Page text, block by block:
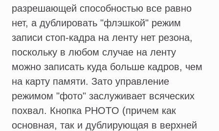
разрешающей способностью все равно
нет, а дублировать "флэшкой" режим
записи стоп-кадра на ленту нет резона,
поскольку в любом случае на ленту
можно записать куда больше кадров, чем
на карту памяти. Зато управление
режимом "фото" заслуживает всяческих
похвал. Кнопка PHOTO (причем как
основная, так и дублирующая в верхней